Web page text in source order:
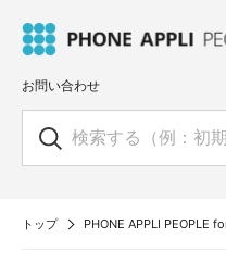
お問い合わせ
トップ PHONE APPLI PEOPLE